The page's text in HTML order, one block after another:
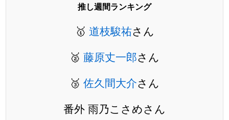
推し週間ランキング
🥇 道枝駿祐さん
🥈 藤原丈一郎さん
🥉 佐久間大介さん
番外 雨乃こさめさん